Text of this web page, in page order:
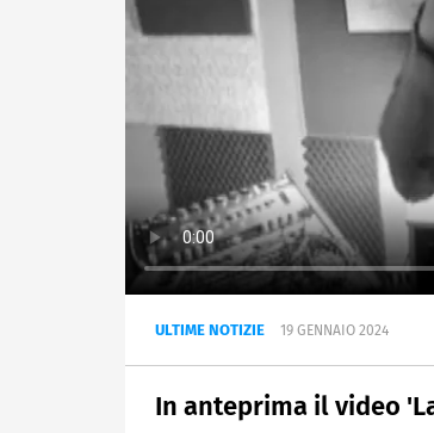
ULTIME NOTIZIE 19 GENNAIO 2024
In anteprima il video